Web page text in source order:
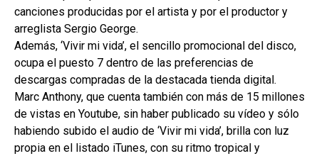
canciones producidas por el artista y por el productor y
arreglista Sergio George.
Además, ‘Vivir mi vida’, el sencillo promocional del disco,
ocupa el puesto 7 dentro de las preferencias de
descargas compradas de la destacada tienda digital.
Marc Anthony, que cuenta también con más de 15 millones
de vistas en Youtube, sin haber publicado su vídeo y sólo
habiendo subido el audio de ‘Vivir mi vida’, brilla con luz
propia en el listado iTunes, con su ritmo tropical y